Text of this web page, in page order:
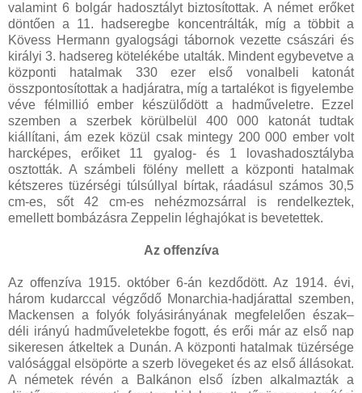
valamint 6 bolgár hadosztályt biztosítottak. A német erőket
döntően a 11. hadseregbe koncentrálták, míg a többit a
Kövess Hermann gyalogsági tábornok vezette császári és
királyi 3. hadsereg kötelékébe utalták. Mindent egybevetve a
központi hatalmak 330 ezer első vonalbeli katonát
összpontosítottak a hadjáratra, míg a tartalékot is figyelembe
véve félmillió ember készülődött a hadműveletre. Ezzel
szemben a szerbek körülbelül 400 000 katonát tudtak
kiállítani, ám ezek közül csak mintegy 200 000 ember volt
harcképes, erőiket 11 gyalog- és 1 lovashadosztályba
osztották. A számbeli fölény mellett a központi hatalmak
kétszeres tüzérségi túlsúllyal bírtak, ráadásul számos 30,5
cm-es, sőt 42 cm-es nehézmozsárral is rendelkeztek,
emellett bombázásra Zeppelin léghajókat is bevetettek.
Az offenzíva
Az offenzíva 1915. október 6-án kezdődött. Az 1914. évi,
három kudarccal végződő Monarchia-hadjárattal szemben,
Mackensen a folyók folyásirányának megfelelően észak–
déli irányú hadműveletekbe fogott, és erői már az első nap
sikeresen átkeltek a Dunán. A központi hatalmak tüzérsége
valósággal elsöpörte a szerb lövegeket és az első állásokat.
A németek révén a Balkánon első ízben alkalmazták a